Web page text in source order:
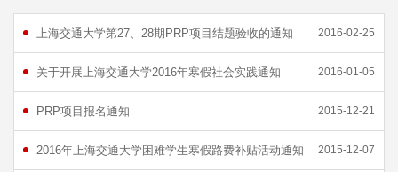
上海交通大学第27、28期PRP项目结题验收的通知 2016-02-25
关于开展上海交通大学2016年寒假社会实践通知 2016-01-05
PRP项目报名通知 2015-12-21
2016年上海交通大学困难学生寒假路费补贴活动通知 2015-12-07